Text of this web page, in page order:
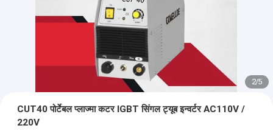
2/5
CUT40 पोर्टेबल प्लाज्मा कटर IGBT सिंगल ट्यूब इन्वर्टर AC110V /
220V